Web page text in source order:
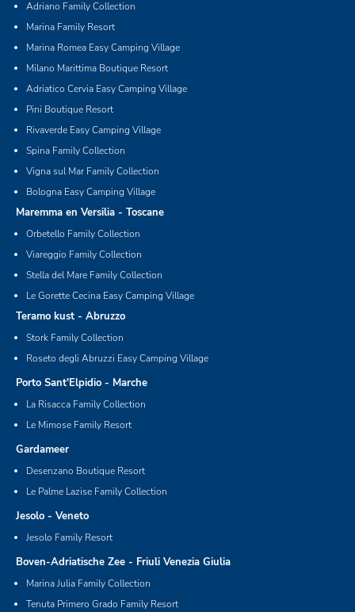
Adriano Family Collection
Marina Family Resort
Marina Romea Easy Camping Village
Milano Marittima Boutique Resort
Adriatico Cervia Easy Camping Village
Pini Boutique Resort
Rivaverde Easy Camping Village
Spina Family Collection
Vigna sul Mar Family Collection
Bologna Easy Camping Village
Maremma en Versilia - Toscane
Orbetello Family Collection
Viareggio Family Collection
Stella del Mare Family Collection
Le Gorette Cecina Easy Camping Village
Teramo kust - Abruzzo
Stork Family Collection
Roseto degli Abruzzi Easy Camping Village
Porto Sant'Elpidio - Marche
La Risacca Family Collection
Le Mimose Family Resort
Gardameer
Desenzano Boutique Resort
Le Palme Lazise Family Collection
Jesolo - Veneto
Jesolo Family Resort
Boven-Adriatische Zee - Friuli Venezia Giulia
Marina Julia Family Collection
Tenuta Primero Grado Family Resort